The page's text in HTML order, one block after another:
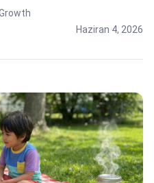
Haziran 4, 2026